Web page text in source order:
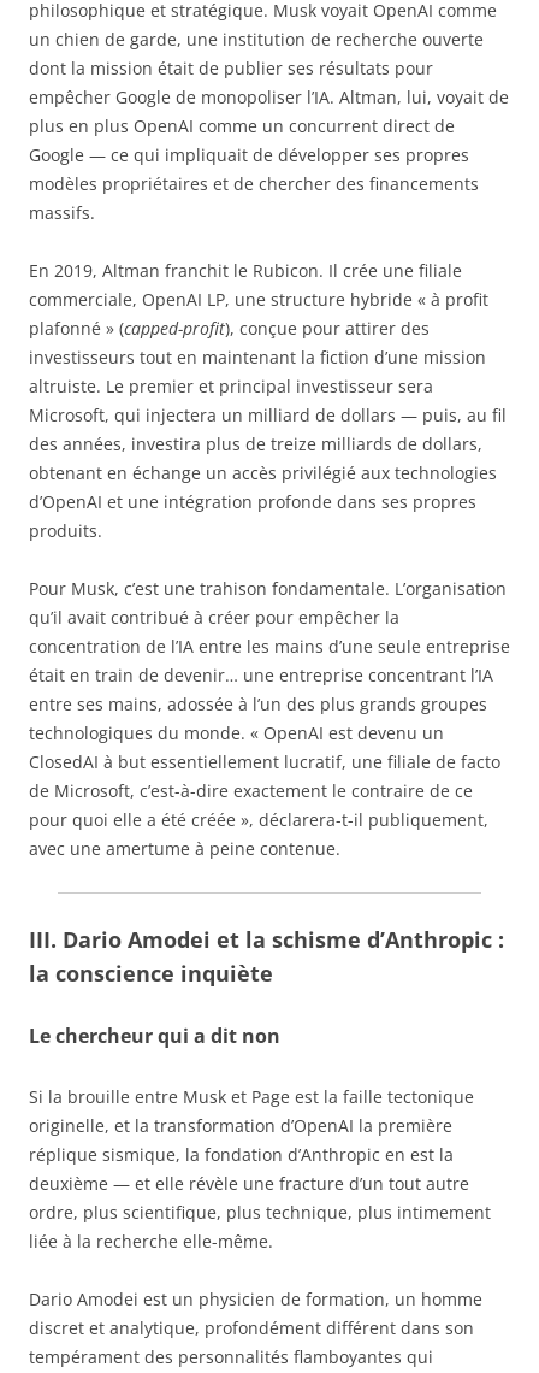
philosophique et stratégique. Musk voyait OpenAI comme
un chien de garde, une institution de recherche ouverte
dont la mission était de publier ses résultats pour
empêcher Google de monopoliser l’IA. Altman, lui, voyait de
plus en plus OpenAI comme un concurrent direct de
Google — ce qui impliquait de développer ses propres
modèles propriétaires et de chercher des financements
massifs.
En 2019, Altman franchit le Rubicon. Il crée une filiale
commerciale, OpenAI LP, une structure hybride « à profit
plafonné » (capped-profit), conçue pour attirer des
investisseurs tout en maintenant la fiction d’une mission
altruiste. Le premier et principal investisseur sera
Microsoft, qui injectera un milliard de dollars — puis, au fil
des années, investira plus de treize milliards de dollars,
obtenant en échange un accès privilégié aux technologies
d’OpenAI et une intégration profonde dans ses propres
produits.
Pour Musk, c’est une trahison fondamentale. L’organisation
qu’il avait contribué à créer pour empêcher la
concentration de l’IA entre les mains d’une seule entreprise
était en train de devenir… une entreprise concentrant l’IA
entre ses mains, adossée à l’un des plus grands groupes
technologiques du monde. « OpenAI est devenu un
ClosedAI à but essentiellement lucratif, une filiale de facto
de Microsoft, c’est-à-dire exactement le contraire de ce
pour quoi elle a été créée », déclarera-t-il publiquement,
avec une amertume à peine contenue.
III. Dario Amodei et la schisme d’Anthropic :
la conscience inquiète
Le chercheur qui a dit non
Si la brouille entre Musk et Page est la faille tectonique
originelle, et la transformation d’OpenAI la première
réplique sismique, la fondation d’Anthropic en est la
deuxième — et elle révèle une fracture d’un tout autre
ordre, plus scientifique, plus technique, plus intimement
liée à la recherche elle-même.
Dario Amodei est un physicien de formation, un homme
discret et analytique, profondément différent dans son
tempérament des personnalités flamboyantes qui